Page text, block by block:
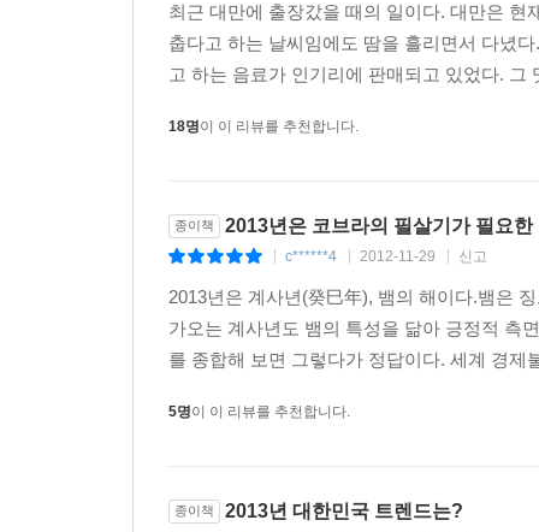
최근 대만에 출장갔을 때의 일이다. 대만은
춥다고 하는 날씨임에도 땀을 흘리면서 다녔
고 하는 음료가 인기리에 판매되고 있었다.
18명이 이 리뷰를 추천합니다.
종이책 2013년은 코브라의 필살기가 필요한
c******4 2012-11-29 신고
2013년은 계사년(癸巳年), 뱀의 해이다.뱀은
가오는 계사년도 뱀의 특성을 닮아 긍정적 측
를 종합해 보면 그렇다가 정답이다. 세계 경
5명이 이 리뷰를 추천합니다.
종이책 2013년 대한민국 트렌드는?